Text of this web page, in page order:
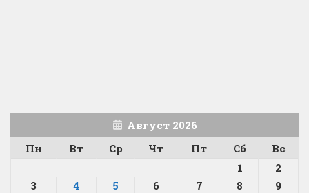
Август 2026
Пн
Вт Ср Чт Пт Сб
Вс
1
2
3
4 5 6 7 8
9